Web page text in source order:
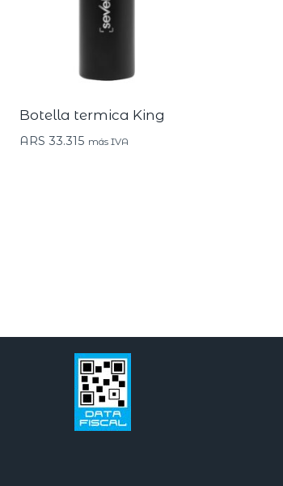
Botella termica King
ARS 33.315 más IVA